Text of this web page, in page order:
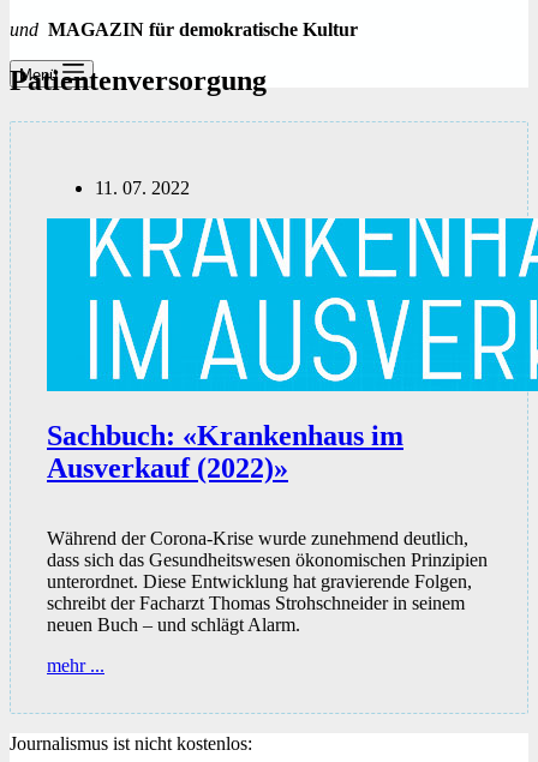
und MAGAZIN für demokratische Kultur
Menü
Patientenversorgung
11. 07. 2022
Sachbuch: «Krankenhaus im
Ausverkauf (2022)»
Während der Corona-Krise wurde zunehmend deutlich,
dass sich das Gesundheitswesen ökonomischen Prinzipien
unterordnet. Diese Entwicklung hat gravierende Folgen,
schreibt der Facharzt Thomas Strohschneider in seinem
neuen Buch – und schlägt Alarm.
mehr ...
(2022)»
Journalismus ist nicht kostenlos: